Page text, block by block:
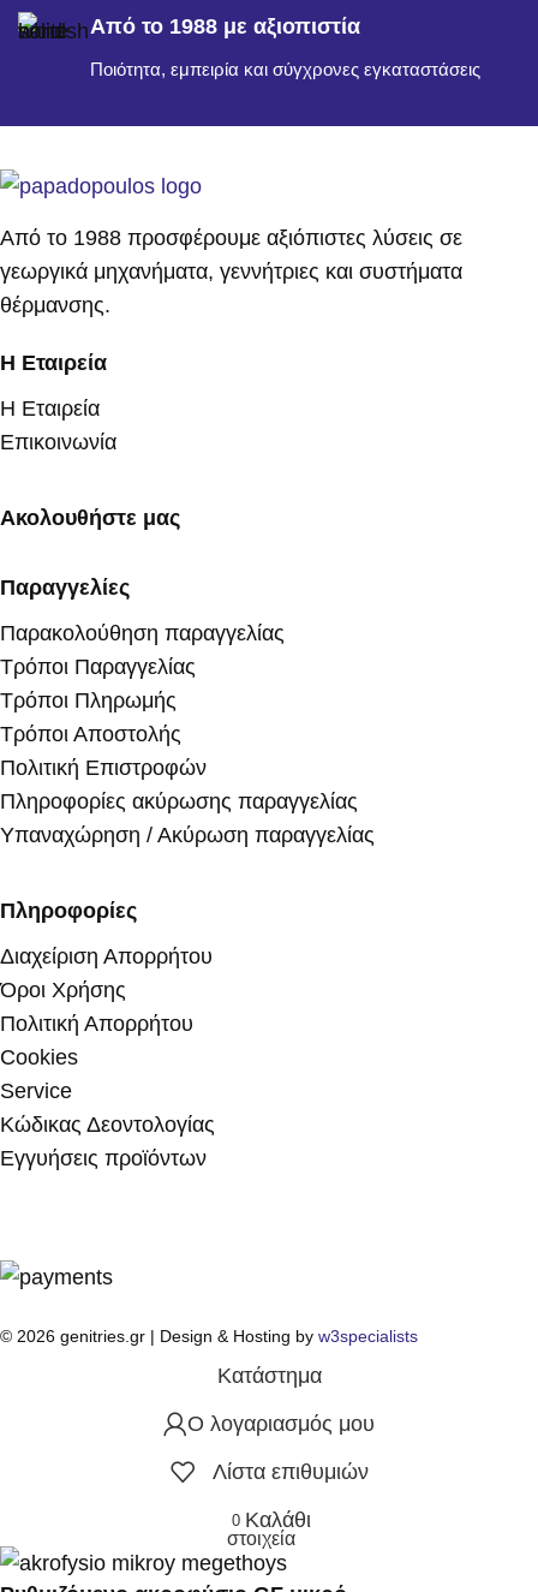
Από το 1988 με αξιοπιστία
Ποιότητα, εμπειρία και σύγχρονες εγκαταστάσεις
Από το 1988 προσφέρουμε αξιόπιστες λύσεις σε
γεωργικά μηχανήματα, γεννήτριες και συστήματα
θέρμανσης.
Η Εταιρεία
Η Εταιρεία
Επικοινωνία
Ακολουθήστε μας
Παραγγελίες
Παρακολούθηση παραγγελίας
Τρόποι Παραγγελίας
Τρόποι Πληρωμής
Τρόποι Αποστολής
Πολιτική Επιστροφών
Πληροφορίες ακύρωσης παραγγελίας
Υπαναχώρηση / Ακύρωση παραγγελίας
Πληροφορίες
Διαχείριση Απορρήτου
Όροι Χρήσης
Πολιτική Απορρήτου
Cookies
Service
Κώδικας Δεοντολογίας
Εγγυήσεις προϊόντων
© 2026 genitries.gr | Design & Hosting by w3specialists
Κατάστημα
Ο λογαριασμός μου
Λίστα επιθυμιών
0
στοιχεία
Καλάθι